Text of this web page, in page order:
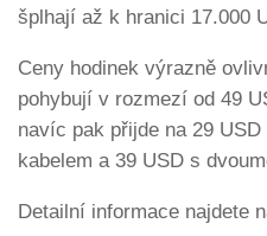
šplhají až k hranici 17.000
Ceny hodinek výrazně
pohybují v rozmezí od 49
navíc pak přijde na 29
kabelem a 39 USD s
Detailní informace najdete